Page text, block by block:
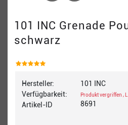
101 INC Grenade
schwarz
Hersteller:
Verfügbarkeit:
Artikel-ID
101 INC
Produkt vergriffen ,
8691